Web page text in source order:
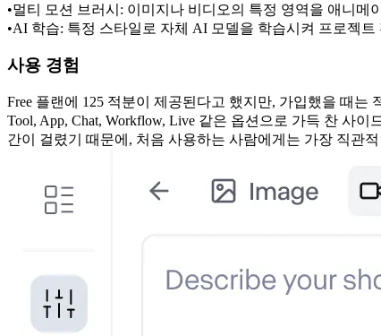
•멀티 모션 브러시: 이미지나 비디오의 특정 영역을 애니메
•AI 학습: 특정 스타일로 자체 AI 모델을 학습시켜 프로젝
사용 경험
Free 플랜에 125 적분이 제공된다고 했지만, 가입했을 때는
Tool, App, Chat, Workflow, Live 같은 옵션으로 가득 찬 사
간이 걸렸기 때문에, 처음 사용하는 사람에게는 가장 직관